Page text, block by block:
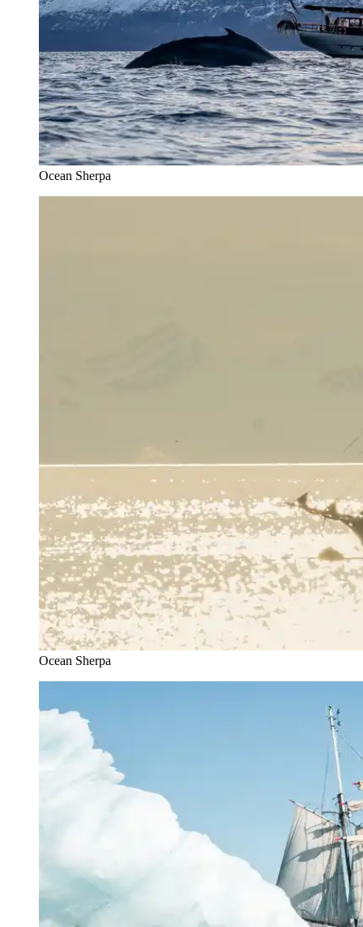
Ocean Sherpa
Ocean Sherpa